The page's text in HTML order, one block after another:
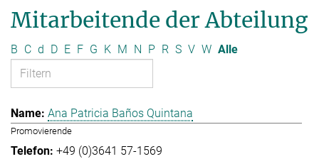
Mitarbeitende der Abteilung
B C d D E F G K M N P R S V W Alle
Ana Patricia Baños Quintana
Promovierende
+49 (0)3641 57-1569